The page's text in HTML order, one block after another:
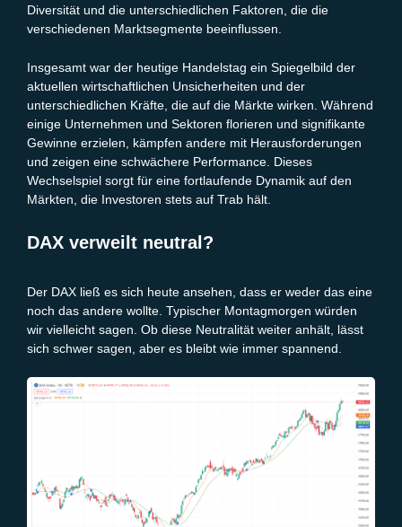
Diversität und die unterschiedlichen Faktoren, die die
verschiedenen Marktsegmente beeinflussen.
Insgesamt war der heutige Handelstag ein Spiegelbild der
aktuellen wirtschaftlichen Unsicherheiten und der
unterschiedlichen Kräfte, die auf die Märkte wirken. Während
einige Unternehmen und Sektoren florieren und signifikante
Gewinne erzielen, kämpfen andere mit Herausforderungen
und zeigen eine schwächere Performance. Dieses
Wechselspiel sorgt für eine fortlaufende Dynamik auf den
Märkten, die Investoren stets auf Trab hält.
DAX verweilt neutral?
Der DAX ließ es sich heute ansehen, dass er weder das eine
noch das andere wollte. Typischer Montagmorgen würden
wir vielleicht sagen. Ob diese Neutralität weiter anhält, lässt
sich schwer sagen, aber es bleibt wie immer spannend.